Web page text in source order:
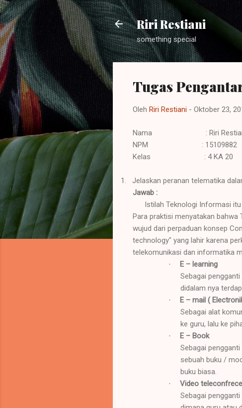
Riri Restiani
something special
Tugas
Oleh Riri Restiani - Oktober 23,
Nama
: Riri
NPM
: 15109882
Kelas
: 4 KA 20
1.
Jelaskan peranan telematika
Jawab :
Istilah Teknologi Informasi
Para praktisi menyatakan bahwa
wujud dari perpaduan konsep
technology" yang lahir karena
telekomunikasi dan informatika
·
E – learning
Sebagai
didalam nya
·
E – mail (
Sebagai alat
ke guru, lalu ke
·
E – Book
Sebagai
sebuah buku /
buku biasa.
·
Video teleconfrece
Sebagai